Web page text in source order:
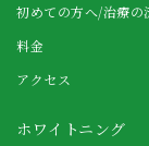
初めての方へ/治療の
料金
アクセス
ホワイトニング